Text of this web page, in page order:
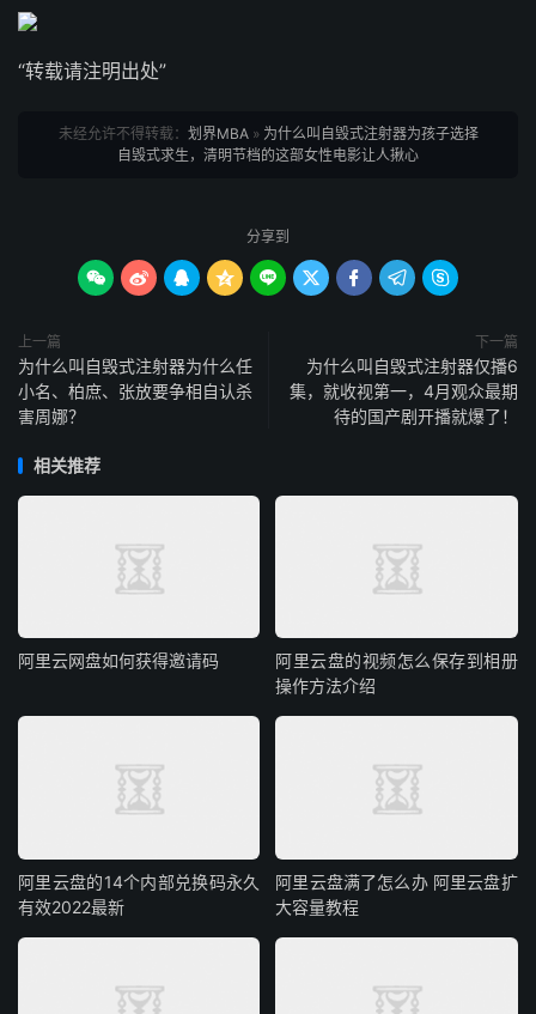
“转载请注明出处”
未经允许不得转载： 划界MBA» 为什么叫自毁式注射器为孩子选择
自毁式求生，清明节档的这部女性电影让人揪心
分享到
        
上一篇
为什么叫自毁式注射器为什么任
小名、柏庶、张放要争相自认杀
害周娜？
下一篇
为什么叫自毁式注射器仅播6
集，就收视第一，4月观众最期
待的国产剧开播就爆了！
相关推荐
阿里云网盘如何获得邀请码
阿里云盘的视频怎么保存到相册
操作方法介绍
阿里云盘的14个内部兑换码永久
有效2022最新
阿里云盘满了怎么办 阿里云盘扩
大容量教程